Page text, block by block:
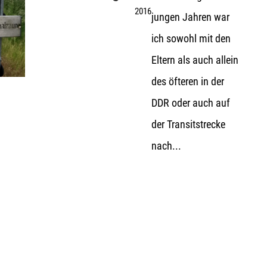
2016jungen Jahren war
ich sowohl mit den
Eltern als auch allein
des öfteren in der
DDR oder auch auf
der Transitstrecke
nach...